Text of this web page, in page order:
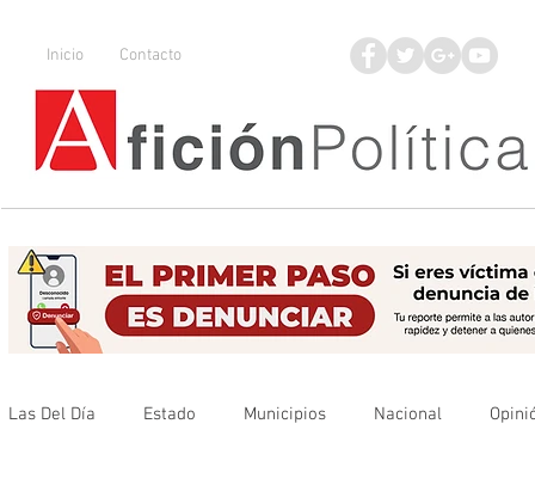
Inicio Contacto
Las Del Día Estado Municipios Nacional